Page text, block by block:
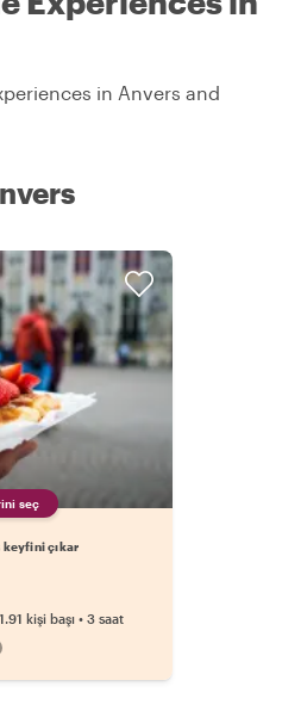
in Anvers and
seç
keyfini çıkar
kişi başı • 3 saat